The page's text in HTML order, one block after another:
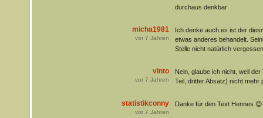
durchaus denkbar
micha1981
vor 7 Jahren
Ich denke auch es ist der
etwas anderes behandelt.
Stelle nicht natürlich
vinto
vor 7 Jahren
Nein, glaube ich nicht, weil
Teil, dritter Absatz) nicht mehr
statistikconny
vor 7 Jahren
Danke für den Text Hennes 😊